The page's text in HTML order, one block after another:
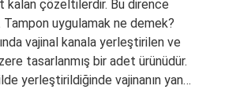
kalan çözeltilerdir. Bu dirence
uygulamak ne demek?
vajinal kanala yerleştirilen ve
tasarlanmış bir adet ürünüdür.
yerleştirildiğinde vajinanın yan…